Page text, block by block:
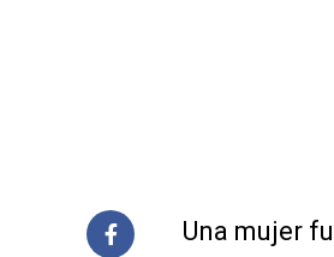
Una mujer